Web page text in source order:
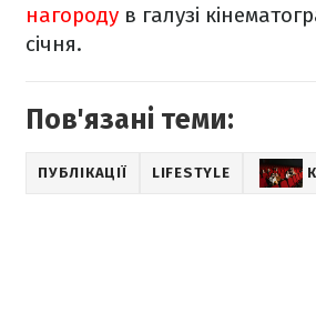
нагороду в галузі
січня.
Пов'язані теми:
ПУБЛІКАЦІЇ LIFESTYLE